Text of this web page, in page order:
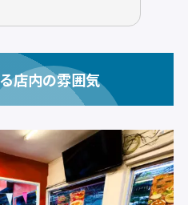
店内の雰囲気